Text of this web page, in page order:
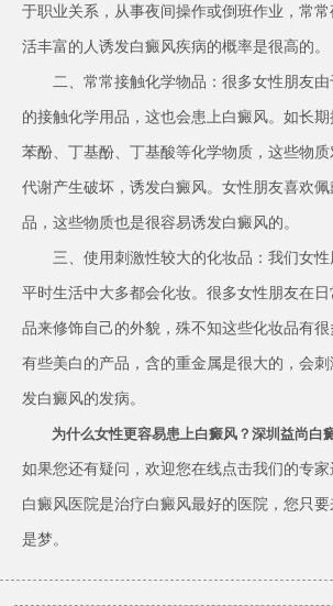
于职业关系，从事夜间操作或倒班作业，常
活丰富的人诱发白癜风疾病的概率是很高的。
二、常常接触化学物品：很多女性朋友由
的接触化学用品，这也会患上白癜风。如长
苯酚、丁基酚、丁基酸等化学物质，这些物
代谢产生破坏，诱发白癜风。女性朋友喜欢
品，这些物质也是很容易诱发白癜风的。
三、使用刺激性较大的化妆品：我们女性
平时生活中大多都会化妆。很多女性朋友在
品来修饰自己的外貌，殊不知这些化妆品有很
有些美白的产品，含的重金属是很大的，会刺
发白癜风的发病。
为什么女性更容易患上白癜风？深圳益尚白
如果您还有疑问，欢迎您在线点击我们的专
白癜风医院是治疗白癜风最好的医院，您只
是梦。